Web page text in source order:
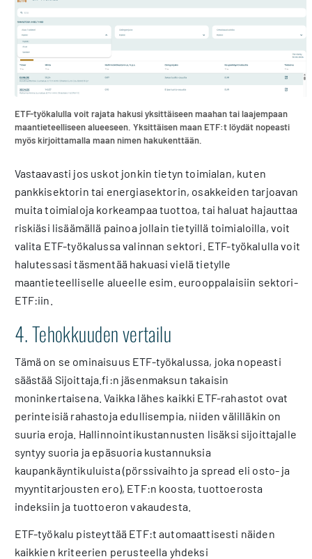
ETF-työkalulla voit rajata hakusi yksittäiseen maahan tai laajempaan
maantieteelliseen alueeseen. Yksittäisen maan ETF:t löydät nopeasti
myös kirjoittamalla maan nimen hakukenttään.
Vastaavasti jos uskot jonkin tietyn toimialan, kuten
pankkisektorin tai energiasektorin, osakkeiden tarjoavan
muita toimialoja korkeampaa tuottoa, tai haluat hajauttaa
riskiäsi lisäämällä painoa jollain tietyillä toimialoilla, voit
valita ETF-työkalussa valinnan sektori. ETF-työkalulla voit
halutessasi täsmentää hakuasi vielä tietylle
maantieteelliselle alueelle esim. eurooppalaisiin sektori-
ETF:iin.
4. Tehokkuuden vertailu
Tämä on se ominaisuus ETF-työkalussa, joka nopeasti
säästää Sijoittaja.fi:n jäsenmaksun takaisin
moninkertaisena. Vaikka lähes kaikki ETF-rahastot ovat
perinteisiä rahastoja edullisempia, niiden välilläkin on
suuria eroja. Hallinnointikustannusten lisäksi sijoittajalle
syntyy suoria ja epäsuoria kustannuksia
kaupankäyntikuluista (pörssivaihto ja spread eli osto- ja
myyntitarjousten ero), ETF:n koosta, tuottoerosta
indeksiin ja tuottoeron vakaudesta.
ETF-työkalu pisteyttää ETF:t automaattisesti näiden
kaikkien kriteerien perusteella yhdeksi